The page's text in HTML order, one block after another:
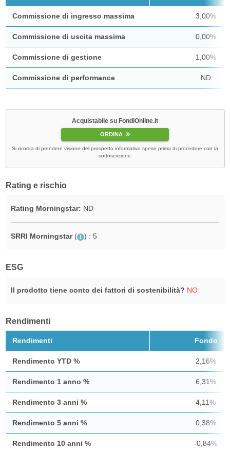
Commissione di ingresso massima 3,00%
Commissione di uscita massima 0,00%
Commissione di gestione 1,00%
Commissione di performance ND
Acquistabile su FondiOnline.it
ORDINA
Si ricorda di prendere visione del prospetto informativo spese prima di procedere con la
sottoscrizione
Rating e rischio
Rating Morningstar: ND
SRRI Morningstar ( ) : 5
ESG
Il prodotto tiene conto dei fattori di sostenibilità? NO
Rendimenti
Rendimenti Fondo
Rendimento YTD % 2,16%
Rendimento 1 anno % 6,31%
Rendimento 3 anni % 4,11%
Rendimento 5 anni % 0,38%
Rendimento 10 anni % -0,84%